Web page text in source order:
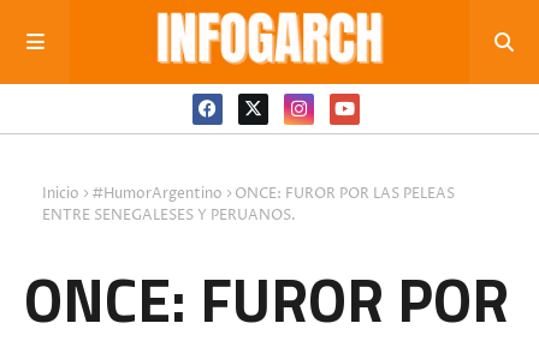
Inicio #HumorArgentino
ONCE: FUROR POR LAS PELEAS
ENTRE SENEGALESES Y PERUANOS.
ONCE: FUROR POR